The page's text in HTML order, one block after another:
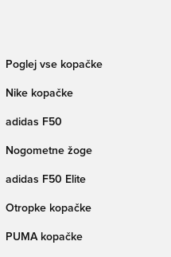
Poglej vse kopačke
Nike kopačke
adidas F50
Nogometne žoge
adidas F50 Elite
Otropke kopačke
PUMA kopačke